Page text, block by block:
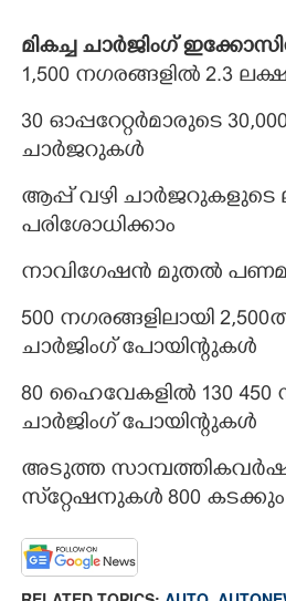
മികച്ച ചാർജിംഗ്
1,500 നഗരങ്ങളിൽ 2.3
30 ഓപ്പറേറ്റർമാരുടെ
ചാർജറുകൾ
ആപ്പ് വഴി ചാർജറുകളുടെ
പരിശോധിക്കാം
നാവിഗേഷൻ മുതൽ
500 നഗരങ്ങളിലായി
ചാർജിംഗ് പോയിന്റുകൾ
80 ഹൈവേകളിൽ 130 450
ചാർജിംഗ് പോയിന്റുകൾ
അടുത്ത
സ്‌റ്റേഷനുകൾ 800 കടക്കും